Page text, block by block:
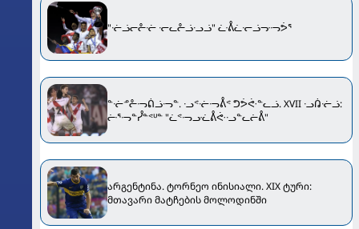
"ᓠᓘᓕᓔᓠ ᓞᓚᓔᓘᓢᓘ" ᓩᕔᓛᓞᓘᓝᓜᕘᕐ
ᓐᓠᓒᓔᓜᕢᓘᓜᓐ. ᓢᕝᓠᓜᕔᕝ ᕤᕘᕜᓐᓚᓘ. XVII ᓢᕣᓠᓘ:
ᓡᕐᓜᓐᓮᓐᕝᓑᓐ "ᓛᕝᓜᓣᓛᕔᕜᓢᓐᓚᓖᕔ"
არგენტინა. ტორნეო ინისიალი. XIX ტური:
მთავარი მატჩების მოლოდინში